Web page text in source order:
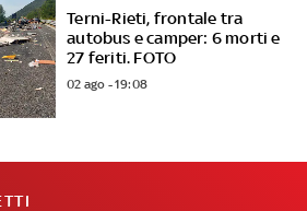
Terni-Rieti, frontale tra
autobus e camper: 6 morti e
27 feriti. FOTO
02 ago - 19:08